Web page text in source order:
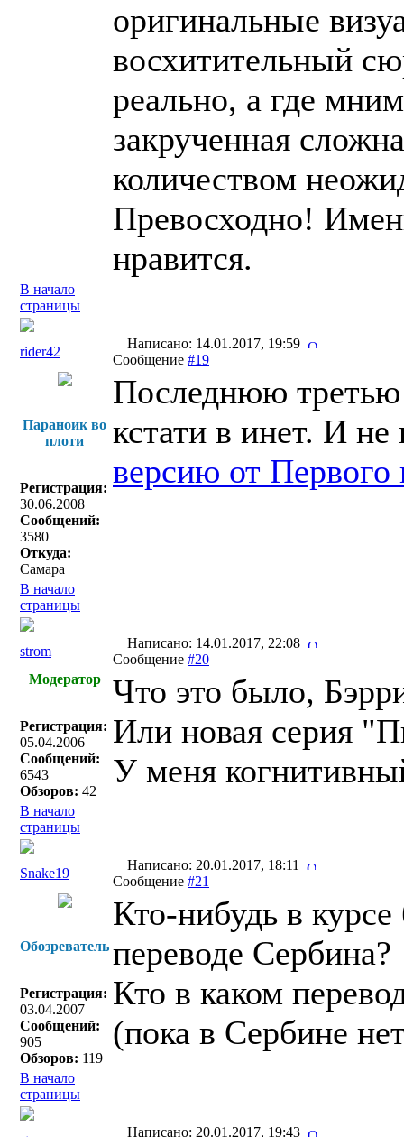
оригинальные
восхитительный
реально, а где
закрученная
количеством
Превосходно!
нравится.
В начало
страницы
rider42
Написано: 14.01.2017, 19:59
Сообщение #19
Параноик во
плоти
Регистрация:
30.06.2008
Сообщений:
3580
Откуда:
Самара
Последнюю третью
кстати в инет. И
версию от Первого
В начало
страницы
strom
Написано: 14.01.2017, 22:08
Сообщение #20
Модератор
Регистрация:
05.04.2006
Сообщений:
6543
Обзоров: 42
Что это было,
Или новая серия
У меня
В начало
страницы
Snake19
Написано: 20.01.2017, 18:11
Сообщение #21
Обозреватель
Регистрация:
03.04.2007
Сообщений:
905
Обзоров: 119
Кто-нибудь в
переводе Сербина?
Кто в каком
(пока в Сербине
В начало
страницы
Написано: 20.01.2017, 19:43